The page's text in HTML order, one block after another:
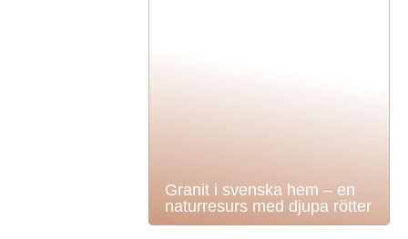
Granit i svenska hem – en
naturresurs med djupa rötter